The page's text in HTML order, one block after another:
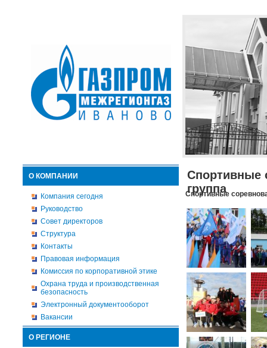
О КОМПАНИИ
Компания сегодня
Руководство
Совет директоров
Структура
Контакты
Правовая информация
Комиссия по корпоративной этике
Охрана труда и производственная
безопасность
Электронный документооборот
Вакансии
О РЕГИОНЕ
Спортивные
группа
Спортивные